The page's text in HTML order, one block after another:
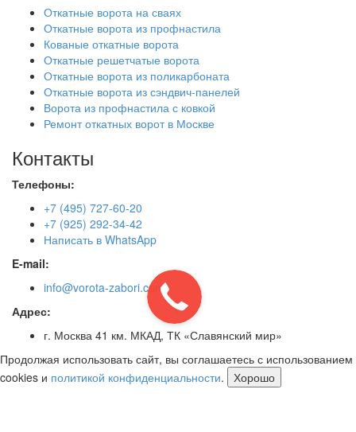
Откатные ворота на сваях
Откатные ворота из профнастила
Кованые откатные ворота
Откатные решетчатые ворота
Откатные ворота из поликарбоната
Откатные ворота из сэндвич-панелей
Ворота из профнастила с ковкой
Ремонт откатных ворот в Москве
Контакты
Телефоны:
+7 (495) 727-60-20
+7 (925) 292-34-42
Написать в WhatsApp
E-mail:
info@vorota-zabori.com
Адрес:
г. Москва 41 км. МКАД, ТК «Славянский мир»
Продолжая использовать сайт, вы соглашаетесь с использованием
cookies и политикой конфиденциальности. Хорошо